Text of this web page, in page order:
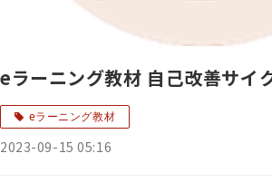
eラーニング教材 自己改善サイ
eラーニング教材
2023-09-15 05:16